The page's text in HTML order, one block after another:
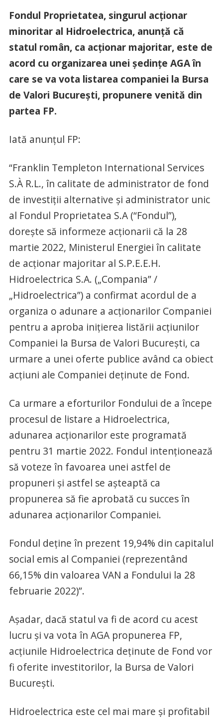
Fondul Proprietatea, singurul acționar
minoritar al Hidroelectrica, anunță că
statul român, ca acționar majoritar, este de
acord cu organizarea unei ședințe AGA în
care se va vota listarea companiei la Bursa
de Valori București, propunere venită din
partea FP.
Iată anunțul FP:
“Franklin Templeton International Services
S.À R.L., în calitate de administrator de fond
de investiții alternative și administrator unic
al Fondul Proprietatea S.A (“Fondul”),
dorește să informeze acționarii că la 28
martie 2022, Ministerul Energiei în calitate
de acționar majoritar al S.P.E.E.H.
Hidroelectrica S.A. („Compania” /
„Hidroelectrica”) a confirmat acordul de a
organiza o adunare a acționarilor Companiei
pentru a aproba inițierea listării acțiunilor
Companiei la Bursa de Valori București, ca
urmare a unei oferte publice având ca obiect
acţiuni ale Companiei deținute de Fond.
Ca urmare a eforturilor Fondului de a începe
procesul de listare a Hidroelectrica,
adunarea acționarilor este programată
pentru 31 martie 2022. Fondul intenționează
să voteze în favoarea unei astfel de
propuneri și astfel se așteaptă ca
propunerea să fie aprobată cu succes în
adunarea acționarilor Companiei.
Fondul deține în prezent 19,94% din capitalul
social emis al Companiei (reprezentând
66,15% din valoarea VAN a Fondului la 28
februarie 2022)”.
Așadar, dacă statul va fi de acord cu acest
lucru și va vota în AGA propunerea FP,
acțiunile Hidroelectrica deținute de Fond vor
fi oferite investitorilor, la Bursa de Valori
București.
Hidroelectrica este cel mai mare și profitabil